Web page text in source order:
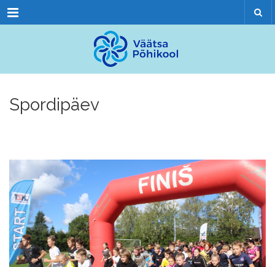
Menu
Spordipäev